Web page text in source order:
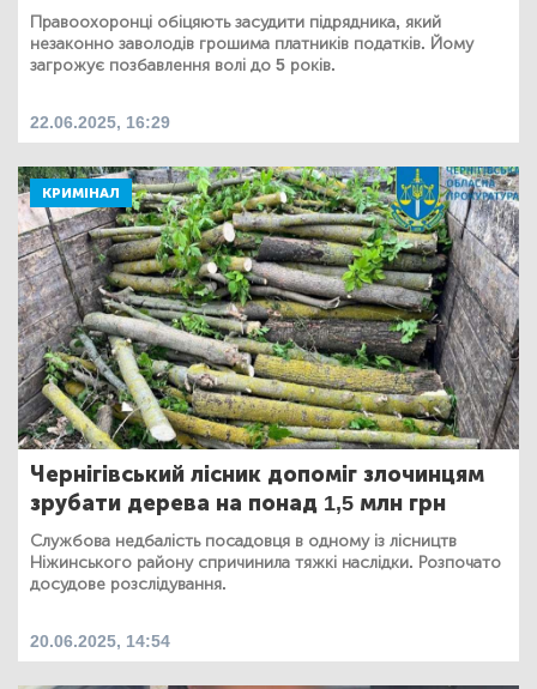
Правоохоронці обіцяють засудити підрядника, який
незаконно заволодів грошима платників податків. Йому
загрожує позбавлення волі до 5 років.
22.06.2025, 16:29
КРИМІНАЛ
Чернігівський лісник допоміг злочинцям
зрубати дерева на понад 1,5 млн грн
Службова недбалість посадовця в одному із лісництв
Ніжинського району спричинила тяжкі наслідки. Розпочато
досудове розслідування.
20.06.2025, 14:54